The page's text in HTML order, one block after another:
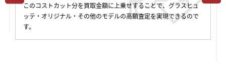
このコストカット分を買取金額に上乗せすることで、グラスヒュ
ッテ・オリジナル・その他のモデルの高額査定を実現できるので
す。